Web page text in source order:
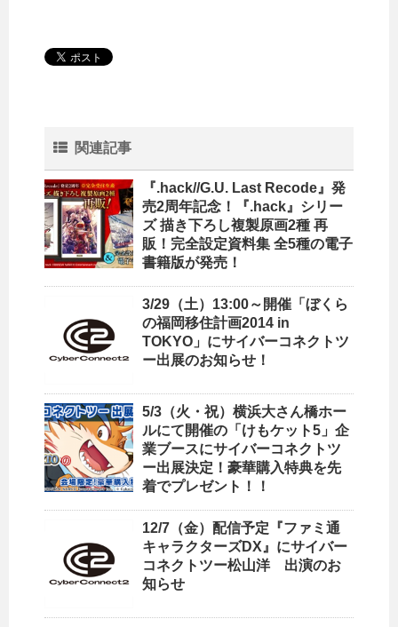
関連記事
『.hack//G.U. Last Recode』発
売2周年記念！『.hack』シリー
ズ 描き下ろし複製原画2種 再
販！完全設定資料集 全5種の電子
書籍版が発売！
3/29（土）13:00～開催「ぼくら
の福岡移住計画2014 in
TOKYO」にサイバーコネクトツ
ー出展のお知らせ！
5/3（火・祝）横浜大さん橋ホー
ルにて開催の「けもケット5」企
業ブースにサイバーコネクトツ
ー出展決定！豪華購入特典を先
着でプレゼント！！
12/7（金）配信予定『ファミ通
キャラクターズDX』にサイバー
コネクトツー松山洋 出演のお
知らせ